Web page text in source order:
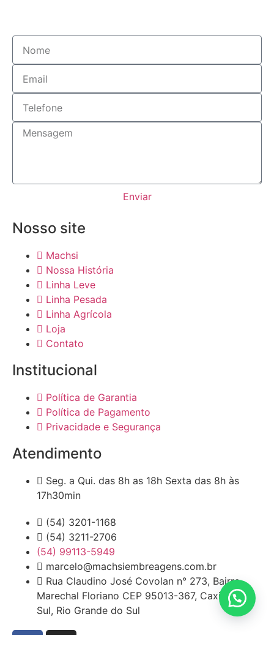
Enviar
Nosso site
Machsi
Nossa História
Linha Leve
Linha Pesada
Linha Agrícola
Loja
Contato
Institucional
Política de Garantia
Política de Pagamento
Privacidade e Segurança
Atendimento
Seg. a Qui. das 8h as 18h Sexta das 8h às
17h30min
(54) 3201-1168
(54) 3211-2706
(54) 99113-5949
marcelo@machsiembreagens.com.br
Rua Claudino José Covolan n° 273, Bairro
Marechal Floriano CEP 95013-367, Caxias do
Sul, Rio Grande do Sul